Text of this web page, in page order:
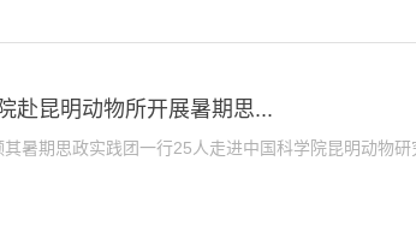
赴昆明动物所开展暑期思...
暑期思政实践团一行25人走进中国科学院昆明动物研